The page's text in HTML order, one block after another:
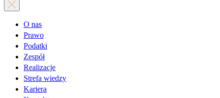
O nas
Prawo
Podatki
Zespół
Realizacje
Strefa wiedzy
Kariera